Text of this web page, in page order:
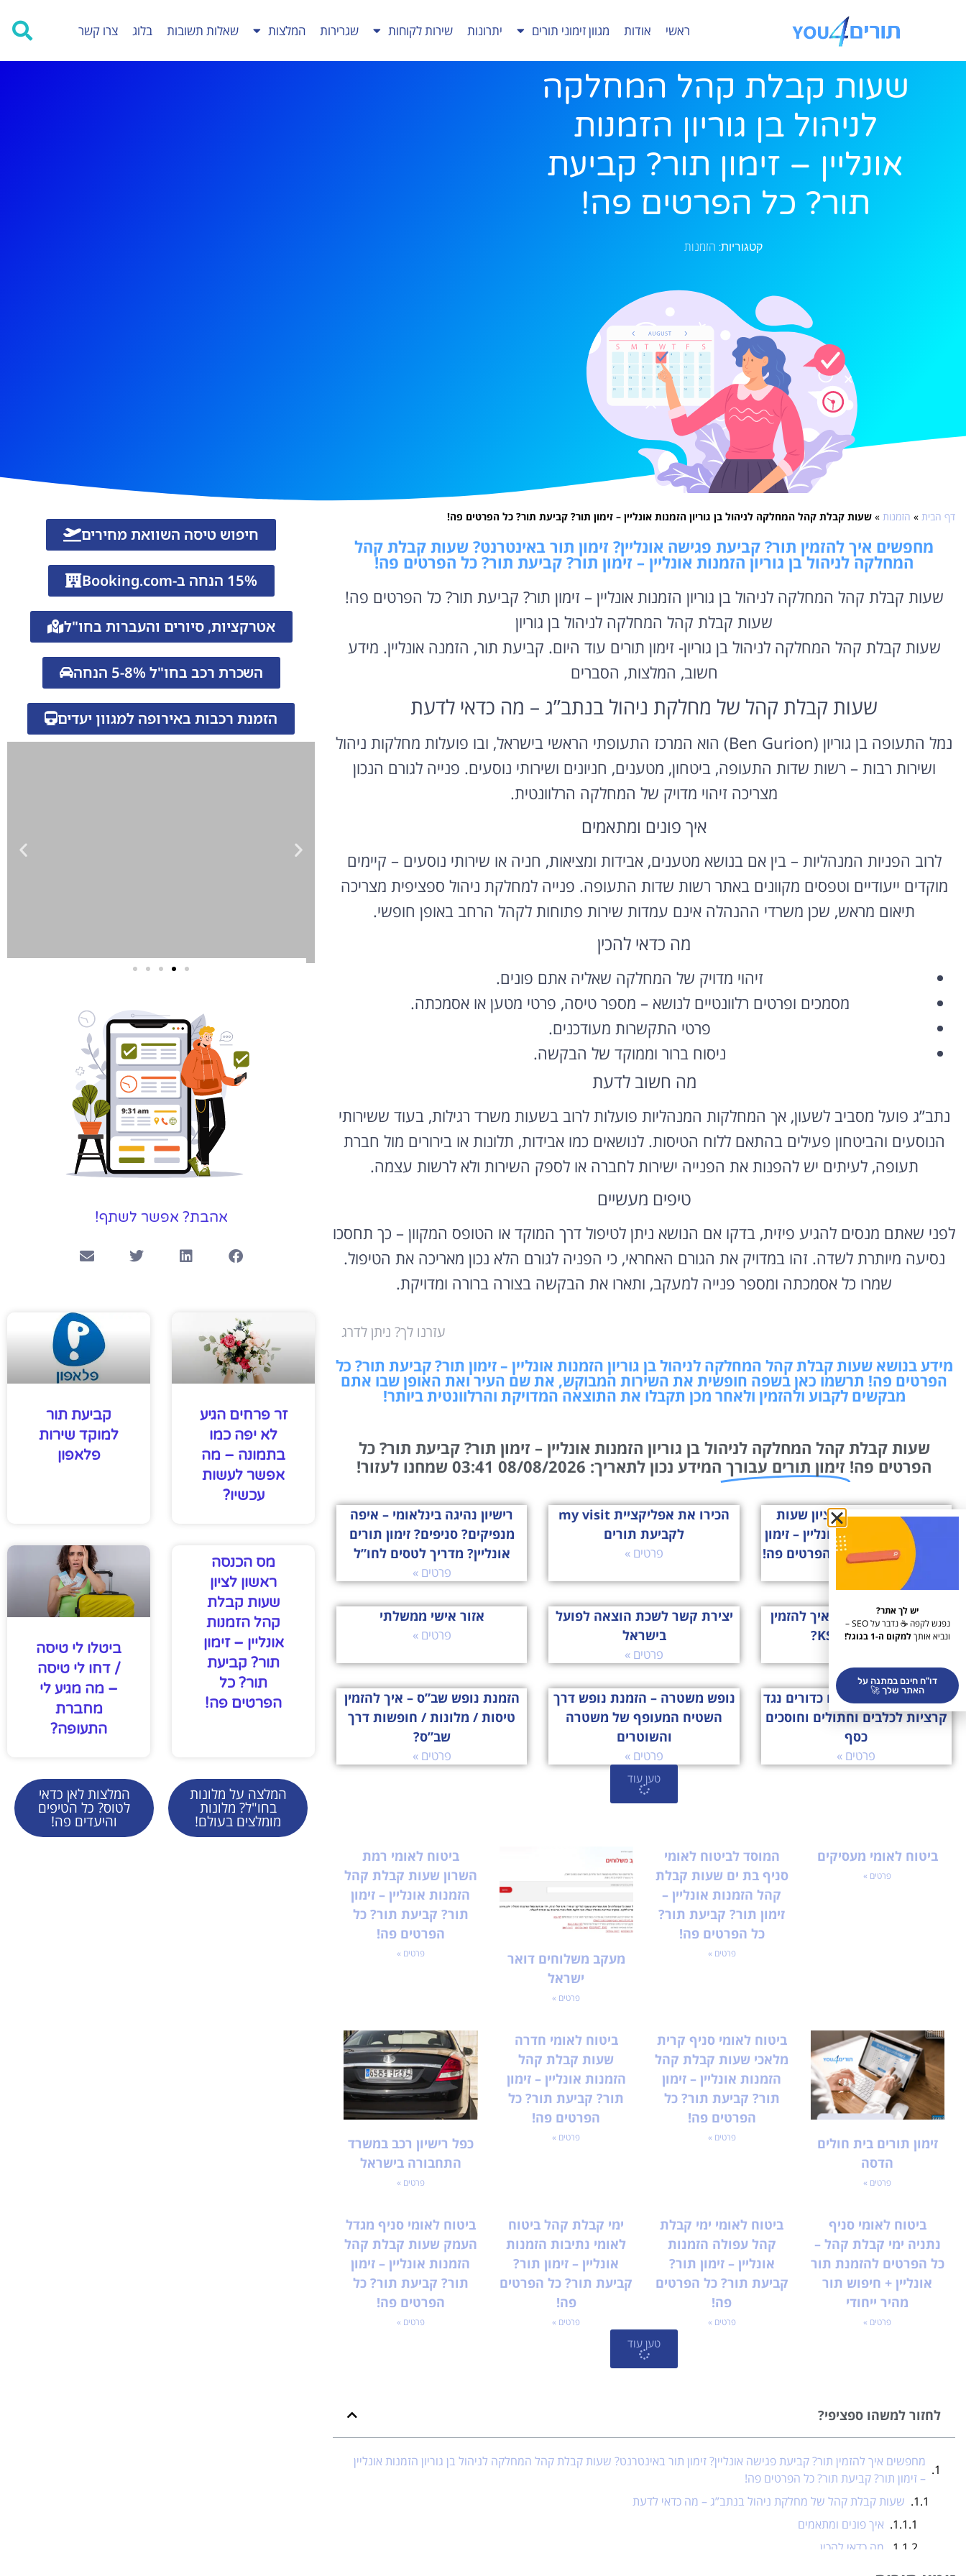
ראשי אודות מגוון זימוני תורים יתרונות שירות לקוחות שגרירות המלצות שאלות תשובות בלוג צרו קשר
שעות קבלת קהל המחלקה
לניהול בן גוריון הזמנות
אונליין – זימון תור? קביעת
תור? כל הפרטים פה!
קטגוריות: הזמנות
דף הבית » הזמנות » שעות קבלת קהל המחלקה לניהול בן גוריון הזמנות אונליין – זימון תור? קביעת תור? כל הפרטים פה!
מחפשים איך להזמין תור? קביעת פגישה אונליין? זימון תור באינטרנט? שעות קבלת קהל
המחלקה לניהול בן גוריון הזמנות אונליין – זימון תור? קביעת תור? כל הפרטים פה!
שעות קבלת קהל המחלקה לניהול בן גוריון הזמנות אונליין – זימון תור? קביעת תור? כל הפרטים פה!
שעות קבלת קהל המחלקה לניהול בן גוריון
שעות קבלת קהל המחלקה לניהול בן גוריון- זימון תורים עוד היום. קביעת תור, הזמנה אונליין. מידע
חשוב, המלצות, הסברים
שעות קבלת קהל של מחלקת ניהול בנתב”ג – מה כדאי לדעת
נמל התעופה בן גוריון (Ben Gurion) הוא המרכז התעופתי הראשי בישראל, ובו פועלות מחלקות ניהול
ושירות רבות – רשות שדות התעופה, ביטחון, מטענים, חניונים ושירותי נוסעים. פנייה לגורם הנכון
מצריכה זיהוי מדויק של המחלקה הרלוונטית.
איך פונים ומתאמים
לרוב הפניות המנהליות – בין אם בנושא מטענים, אבידות ומציאות, חניה או שירותי נוסעים – קיימים
מוקדים ייעודיים וטפסים מקוונים באתר רשות שדות התעופה. פנייה למחלקת ניהול ספציפית מצריכה
תיאום מראש, שכן משרדי ההנהלה אינם עמדות שירות פתוחות לקהל הרחב באופן חופשי.
מה כדאי להכין
זיהוי מדויק של המחלקה שאליה אתם פונים.
מסמכים ופרטים רלוונטיים לנושא – מספר טיסה, פרטי מטען או אסמכתה.
פרטי התקשרות מעודכנים.
ניסוח ברור וממוקד של הבקשה.
מה חשוב לדעת
נתב”ג פועל מסביב לשעון, אך המחלקות המנהליות פועלות לרוב בשעות משרד רגילות, בעוד ששירותי
הנוסעים והביטחון פעילים בהתאם ללוח הטיסות. לנושאים כמו אבידות, תלונות או בירורים מול חברת
תעופה, לעיתים יש להפנות את הפנייה ישירות לחברה או לספק השירות ולא לרשות עצמה.
טיפים מעשיים
לפני שאתם מנסים להגיע פיזית, בדקו אם הנושא ניתן לטיפול דרך המוקד או הטופס המקוון – כך תחסכו
נסיעה מיותרת לשדה. זהו במדויק את הגורם האחראי, כי הפניה לגורם הלא נכון מאריכה את הטיפול.
שמרו כל אסמכתה ומספר פנייה למעקב, ותארו את הבקשה בצורה ברורה ומדויקת.
עזרנו לך? ניתן לדרג
מידע בנושא שעות קבלת קהל המחלקה לניהול בן גוריון הזמנות אונליין – זימון תור? קביעת תור? כל
הפרטים פה! תרשמו כאן בשפה חופשית את השירות המבוקש, את שם העיר ואת האופן שבו אתם
מבקשים לקבוע ולהזמין ולאחר מכן תקבלו את התוצאה המדויקת והרלוונטית ביותר!
שעות קבלת קהל המחלקה לניהול בן גוריון הזמנות אונליין – זימון תור? קביעת תור? כל
הפרטים פה! זימון תורים עבורך המידע נכון לתאריך: 08/08/2026 03:41 שמחנו לעזור!
מס הכנסה ראשון לציון שעות
קבלת קהל הזמנות אונליין – זימון
תור? קביעת תור? כל הפרטים פה!
הכירו את אפליקציית my visit
לקביעת תורים
פרטים »
רישיון נהיגה בינלאומי – איפה
מנפיקים? סניפים? זימון תורים
אונליין? מדריך לטסים לחו”ל
פרטים »
ksp הזמנת תורים – איך להזמין
תור לסניף KSP?
יצירת קשר לשכת הוצאה לפועל
בישראל
פרטים »
אזור אישי ממשלתי
פרטים »
ברבקטו – איך מזמינים כדורים נגד
קרציות לכלבים וחתולים וחוסכים
כסף
פרטים »
נופש משטרה – הזמנת נופש דרך
השטיח המעופף של משטרה
והשוטרים
פרטים »
הזמנת נופש שב”ס – איך להזמין
טיסות / מלונות / חופשות דרך
שב”ס?
פרטים »
טען עוד
ביטוח לאומי מעסיקים
פרטים »
המוסד לביטוח לאומי
סניף בת ים שעות קבלת
קהל הזמנות אונליין –
זימון תור? קביעת תור?
כל הפרטים פה!
פרטים »
מעקב משלוחים דואר
ישראל
פרטים »
ביטוח לאומי רמת
השרון שעות קבלת קהל
הזמנות אונליין – זימון
תור? קביעת תור? כל
הפרטים פה!
פרטים »
זימון תורים בית חולים
הדסה
פרטים »
ביטוח לאומי סניף קרית
מלאכי שעות קבלת קהל
הזמנות אונליין – זימון
תור? קביעת תור? כל
הפרטים פה!
פרטים »
ביטוח לאומי חדרה
שעות קבלת קהל
הזמנות אונליין – זימון
תור? קביעת תור? כל
הפרטים פה!
פרטים »
כפל רישיון רכב במשרד
התחבורה בישראל
פרטים »
ביטוח לאומי סניף
נתניה ימי קבלת קהל –
כל הפרטים להזמנת תור
אונליין + חיפוש תור
מהיר ייחודי
פרטים »
ביטוח לאומי ימי קבלת
קהל עפולה הזמנות
אונליין – זימון תור?
קביעת תור? כל הפרטים
פה!
פרטים »
ימי קבלת קהל ביטוח
לאומי נתיבות הזמנות
אונליין – זימון תור?
קביעת תור? כל הפרטים
פה!
פרטים »
ביטוח לאומי סניף מגדל
העמק שעות קבלת קהל
הזמנות אונליין – זימון
תור? קביעת תור? כל
הפרטים פה!
פרטים »
טען עוד
לחזור למשהו ספציפי?
מחפשים איך להזמין תור? קביעת פגישה אונליין? זימון תור באינטרנט? שעות קבלת קהל המחלקה לניהול בן גוריון הזמנות אונליין
– זימון תור? קביעת תור? כל הפרטים פה!
שעות קבלת קהל של מחלקת ניהול בנתב”ג – מה כדאי לדעת
איך פונים ומתאמים
מה כדאי להכין
חיפוש טיסה השוואת מחירים
15% הנחה ב-Booking.com
אטרקציות, סיורים והעברות בחו"ל
השכרת רכב בחו"ל 5-8% הנחה
הזמנת רכבות באירופה למגוון יעדים
השכרת רכב
השוואת מחירים בין חברות
לחצו פה!
רוצה להקליט
ביותר
לפרטים ומחירון
שירותי פרסום
וקידום
באינטרנט
בעל/ת עסק? סוכנות ניהול
מוניטין לקידום, שיווק ופרסום
באינטרנט כאן עבורך!
לפרטים
אהבת? אפשר לשתף!
זר פרחים הגיע
לא יפה כמו
בתמונה – מה
אפשר לעשות
עכשיו?
קביעת תור
למוקד שירות
פלאפון
מס הכנסה
ראשון לציון
שעות קבלת
קהל הזמנות
אונליין – זימון
תור? קביעת
תור? כל
הפרטים פה!
ביטלו לי טיסה
/ דחו לי טיסה
– מה מגיע לי
מחברת
התעופה?
המלצה על מלונות
בחו"ל? מלונות
מומלצים בעולם!
המלצות לאן כדאי
לטוס? כל הטיפים
והיעדים פה!
יש לך אתר?
נפגש לקפה ☕ נדבר על SEO –
ונביא אותךלמקום ה-1 בגוגל!
דו"ח חינם במתנה על
האתר שלך 🚀